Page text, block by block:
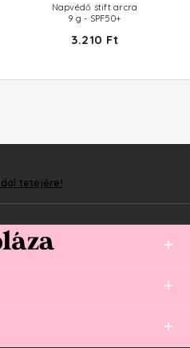
Napvédő stift arcra
9 g - SPF50+
3.210 Ft
tetejére!